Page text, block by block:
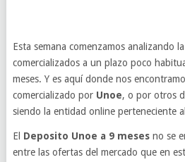
Esta semana comenzamos analizando
comercializados a un plazo poco
meses. Y es aquí donde nos
comercializado por Unoe, o por otros
siendo la entidad online perteneciente
El Deposito Unoe a 9 mesesno se
entre las ofertas del mercado que en